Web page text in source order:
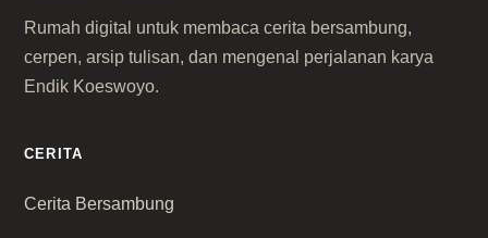
Rumah digital untuk membaca cerita bersambung,
cerpen, arsip tulisan, dan mengenal perjalanan karya
Endik Koeswoyo.
CERITA
Cerita Bersambung